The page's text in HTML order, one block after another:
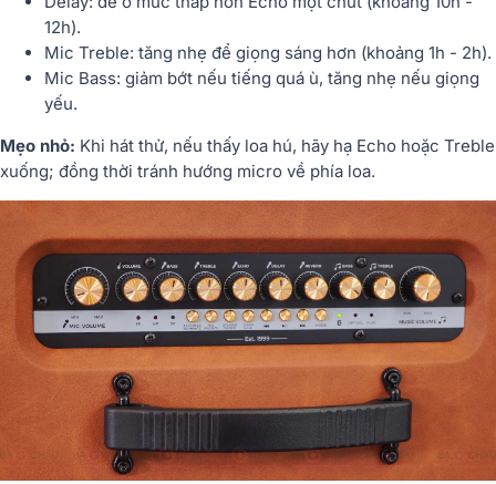
12h).
Mic Treble: tăng nhẹ để giọng sáng hơn (khoảng 1h - 2h).
Mic Bass: giảm bớt nếu tiếng quá ù, tăng nhẹ nếu giọng
yếu.
Mẹo nhỏ: Khi hát thử, nếu thấy loa hú, hãy hạ Echo hoặc Treble
xuống; đồng thời tránh hướng micro về phía loa.